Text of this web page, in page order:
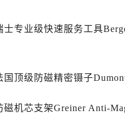
士专业级快速服务工具
国顶级防磁精密镊子
磁机芯支架Greiner Anti-